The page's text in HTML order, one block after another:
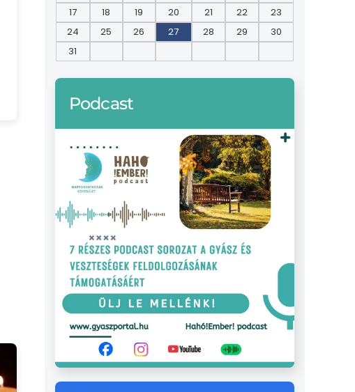
17
18 19 20 21 22
23
24
25 26 27 28 29
30
31
Podcast